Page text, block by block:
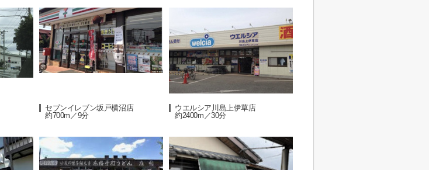
セブンイレブン坂戸横沼店
約700m／9分
ウエルシア川島上伊草店
約2400m／30分